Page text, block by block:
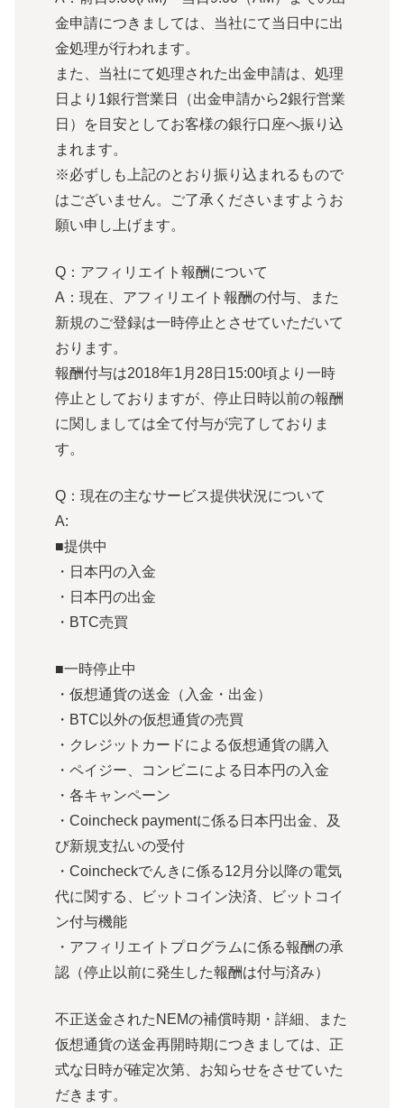
金申請につきましては、当社にて当日中に出
金処理が行われます。
また、当社にて処理された出金申請は、処理
日より1銀行営業日（出金申請から2銀行営業
日）を目安としてお客様の銀行口座へ振り込
まれます。
※必ずしも上記のとおり振り込まれるもので
はございません。ご了承くださいますようお
願い申し上げます。
Q：アフィリエイト報酬について
A：現在、アフィリエイト報酬の付与、また
新規のご登録は一時停止とさせていただいて
おります。
報酬付与は2018年1月28日15:00頃より一時
停止としておりますが、停止日時以前の報酬
に関しましては全て付与が完了しておりま
す。
Q：現在の主なサービス提供状況について
A:
■提供中
・日本円の入金
・日本円の出金
・BTC売買
■一時停止中
・仮想通貨の送金（入金・出金）
・BTC以外の仮想通貨の売買
・クレジットカードによる仮想通貨の購入
・ペイジー、コンビニによる日本円の入金
・各キャンペーン
・Coincheck paymentに係る日本円出金、及
び新規支払いの受付
・Coincheckでんきに係る12月分以降の電気
代に関する、ビットコイン決済、ビットコイ
ン付与機能
・アフィリエイトプログラムに係る報酬の承
認（停止以前に発生した報酬は付与済み）
不正送金されたNEMの補償時期・詳細、また
仮想通貨の送金再開時期につきましては、正
式な日時が確定次第、お知らせをさせていた
だきます。